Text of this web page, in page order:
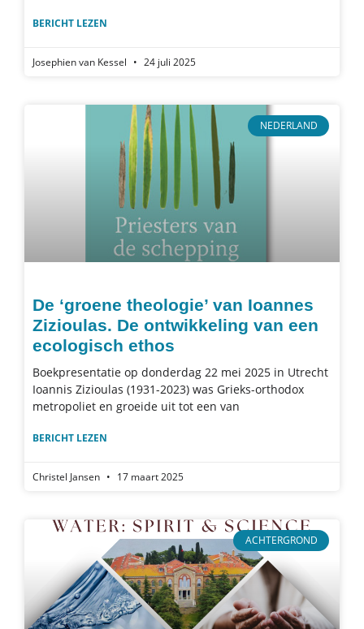
BERICHT LEZEN
Josephien van Kessel 24 juli 2025
NEDERLAND
De ‘groene theologie’ van Ioannes
Zizioulas. De ontwikkeling van een
ecologisch ethos
Boekpresentatie op donderdag 22 mei 2025 in Utrecht
Ioannis Zizioulas (1931-2023) was Grieks-orthodox
metropoliet en groeide uit tot een van
BERICHT LEZEN
Christel Jansen 17 maart 2025
ACHTERGROND